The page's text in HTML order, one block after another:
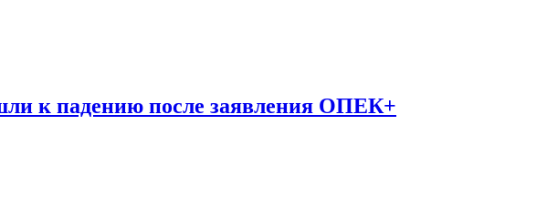
к падению после заявления ОПЕК+